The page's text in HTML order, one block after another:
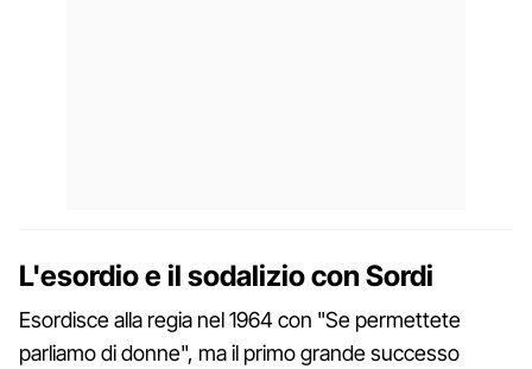
L'esordio e il sodalizio con Sordi
Esordisce alla regia nel 1964 con "Se permettete
parliamo di donne", ma il primo grande successo